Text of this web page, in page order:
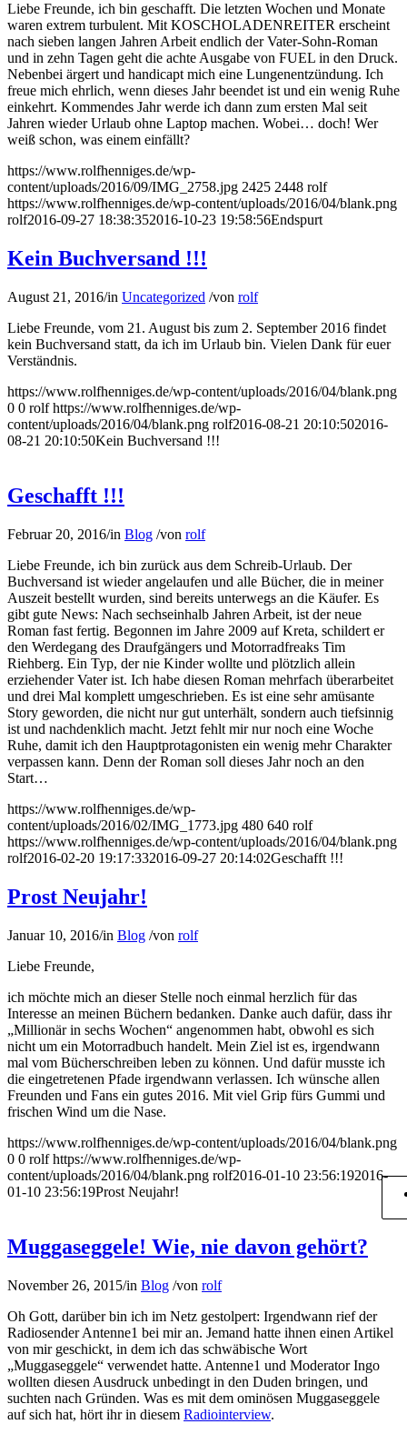
Liebe Freunde, ich bin geschafft. Die letzten Wochen und Monate
waren extrem turbulent. Mit KOSCHOLADENREITER erscheint
nach sieben langen Jahren Arbeit endlich der Vater-Sohn-Roman
und in zehn Tagen geht die achte Ausgabe von FUEL in den Druck.
Nebenbei ärgert und handicapt mich eine Lungenentzündung. Ich
freue mich ehrlich, wenn dieses Jahr beendet ist und ein wenig Ruhe
einkehrt. Kommendes Jahr werde ich dann zum ersten Mal seit
Jahren wieder Urlaub ohne Laptop machen. Wobei… doch! Wer
weiß schon, was einem einfällt?
https://www.rolfhenniges.de/wp-
content/uploads/2016/09/IMG_2758.jpg 2425 2448 rolf
https://www.rolfhenniges.de/wp-content/uploads/2016/04/blank.png
rolf2016-09-27 18:38:352016-10-23 19:58:56Endspurt
Kein Buchversand !!!
August 21, 2016/in Uncategorized /von rolf
Liebe Freunde, vom 21. August bis zum 2. September 2016 findet
kein Buchversand statt, da ich im Urlaub bin. Vielen Dank für euer
Verständnis.
https://www.rolfhenniges.de/wp-content/uploads/2016/04/blank.png
0 0 rolf https://www.rolfhenniges.de/wp-
content/uploads/2016/04/blank.png rolf2016-08-21 20:10:502016-
08-21 20:10:50Kein Buchversand !!!
Geschafft !!!
Februar 20, 2016/in Blog /von rolf
Liebe Freunde, ich bin zurück aus dem Schreib-Urlaub. Der
Buchversand ist wieder angelaufen und alle Bücher, die in meiner
Auszeit bestellt wurden, sind bereits unterwegs an die Käufer. Es
gibt gute News: Nach sechseinhalb Jahren Arbeit, ist der neue
Roman fast fertig. Begonnen im Jahre 2009 auf Kreta, schildert er
den Werdegang des Draufgängers und Motorradfreaks Tim
Riehberg. Ein Typ, der nie Kinder wollte und plötzlich allein
erziehender Vater ist. Ich habe diesen Roman mehrfach überarbeitet
und drei Mal komplett umgeschrieben. Es ist eine sehr amüsante
Story geworden, die nicht nur gut unterhält, sondern auch tiefsinnig
ist und nachdenklich macht. Jetzt fehlt mir nur noch eine Woche
Ruhe, damit ich den Hauptprotagonisten ein wenig mehr Charakter
verpassen kann. Denn der Roman soll dieses Jahr noch an den
Start…
https://www.rolfhenniges.de/wp-
content/uploads/2016/02/IMG_1773.jpg 480 640 rolf
https://www.rolfhenniges.de/wp-content/uploads/2016/04/blank.png
rolf2016-02-20 19:17:332016-09-27 20:14:02Geschafft !!!
Prost Neujahr!
Januar 10, 2016/in Blog /von rolf
Liebe Freunde,
ich möchte mich an dieser Stelle noch einmal herzlich für das
Interesse an meinen Büchern bedanken. Danke auch dafür, dass ihr
„Millionär in sechs Wochen“ angenommen habt, obwohl es sich
nicht um ein Motorradbuch handelt. Mein Ziel ist es, irgendwann
mal vom Bücherschreiben leben zu können. Und dafür musste ich
die eingetretenen Pfade irgendwann verlassen. Ich wünsche allen
Freunden und Fans ein gutes 2016. Mit viel Grip fürs Gummi und
frischen Wind um die Nase.
https://www.rolfhenniges.de/wp-content/uploads/2016/04/blank.png
0 0 rolf https://www.rolfhenniges.de/wp-
content/uploads/2016/04/blank.png rolf2016-01-10 23:56:192016-
01-10 23:56:19Prost Neujahr!
Muggaseggele! Wie, nie davon gehört?
November 26, 2015/in Blog /von rolf
Oh Gott, darüber bin ich im Netz gestolpert: Irgendwann rief der
Radiosender Antenne1 bei mir an. Jemand hatte ihnen einen Artikel
von mir geschickt, in dem ich das schwäbische Wort
„Muggaseggele“ verwendet hatte. Antenne1 und Moderator Ingo
wollten diesen Ausdruck unbedingt in den Duden bringen, und
suchten nach Gründen. Was es mit dem ominösen Muggaseggele
auf sich hat, hört ihr in diesem Radiointerview.